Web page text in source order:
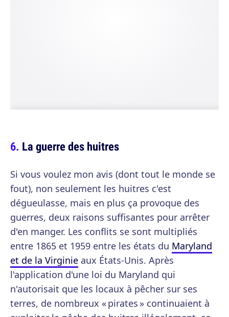
La guerre des huitres
Si vous voulez mon avis (dont tout le monde se
fout), non seulement les huitres c'est
dégueulasse, mais en plus ça provoque des
guerres, deux raisons suffisantes pour arrêter
d'en manger. Les conflits se sont multipliés
entre 1865 et 1959 entre les états du Maryland
et de la Virginie aux États-Unis. Après
l'application d'une loi du Maryland qui
n'autorisait que les locaux à pêcher sur ses
terres, de nombreux « pirates » continuaient à